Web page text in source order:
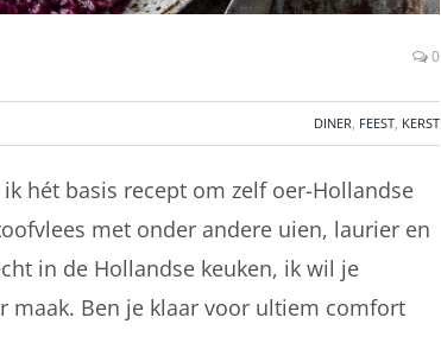
0
DINER, FEEST, KERST
hét basis recept om zelf oer-Hollandse
met onder andere uien, laurier en
in de Hollandse keuken, ik wil je
maak. Ben je klaar voor ultiem comfort